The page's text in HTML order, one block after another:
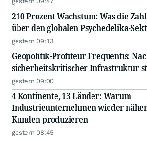
210 Prozent Wachstum: Was die
über den globalen Psychedelika-
gestern 09:13
Geopolitik-Profiteur Frequentis:
sicherheitskritischer Infrastruktur
gestern 09:00
4 Kontinente, 13 Länder: Warum
Industrieunternehmen wieder
Kunden produzieren
gestern 08:45